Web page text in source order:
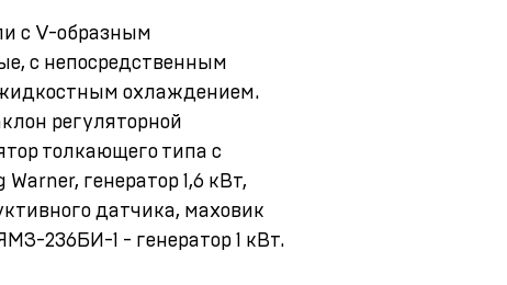
с V-образным
с непосредственным
охлаждением.
регуляторной
толкающего типа с
генератор 1,6 кВт,
датчика, маховик
236БИ-1 - генератор 1 кВт.